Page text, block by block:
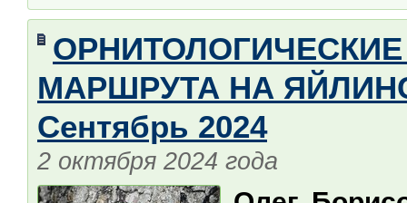
МАРШРУТА НА
Сентябрь 2024
2 октября 2024 года